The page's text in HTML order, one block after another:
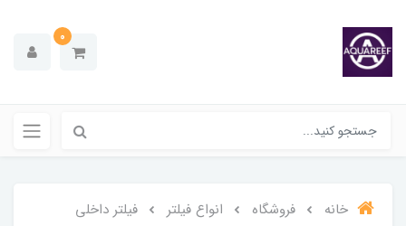
0
خانه فروشگاه انواع فیلتر
فیلتر داخلی